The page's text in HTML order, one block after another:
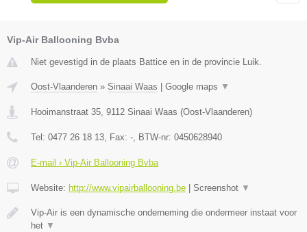
Vip-Air Ballooning Bvba
Niet gevestigd in de plaats Battice en in de provincie Luik.
Oost-Vlaanderen » Sinaai Waas Google maps ▼
Hooimanstraat 35, 9112 Sinaai Waas (Oost-Vlaanderen)
Tel: 0477 26 18 13, Fax: -, BTW-nr: 0450628940
E-mail › Vip-Air Ballooning Bvba
Website: http://www.vipairballooning.be Screenshot ▼
Vip-Air is een dynamische onderneming die ondermeer instaat voor
het ▼